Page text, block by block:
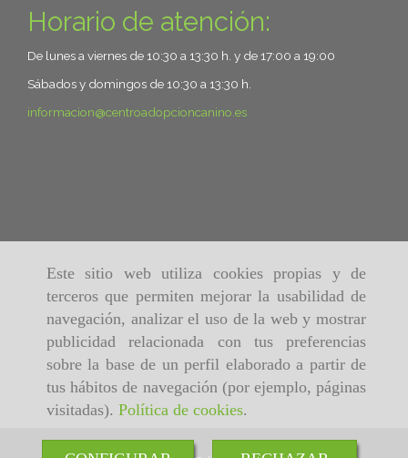
Este sitio web utiliza cookies propias y de
terceros que permiten mejorar la usabilidad de
navegación, analizar el uso de la web y mostrar
publicidad relacionada con tus preferencias
sobre la base de un perfil elaborado a partir de
tus hábitos de navegación (por ejemplo, páginas
visitadas). Política de cookies.
Horario de atención:
De lunes a viernes de 10:30 a 13:30 h. y de 17:00 a 19:00
Sábados y domingos de 10:30 a 13:30 h.
informacion
centroadopcioncanino.es